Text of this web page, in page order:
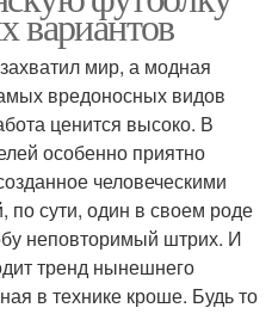
вариантов
мир, а модная
вредоносных видов
ценится высоко. В
особенно приятно
человеческими
сути, один в своем роде
неповторимый штрих. И
тренд нынешнего
в технике кроше. Будь то